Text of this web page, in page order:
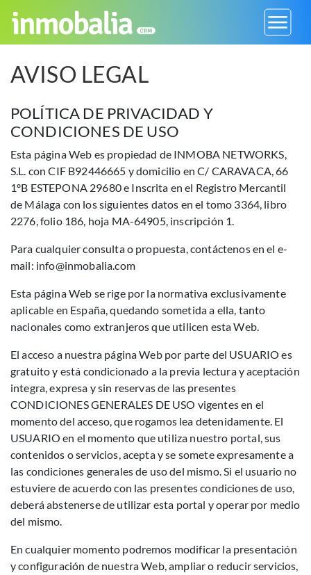
AVISO LEGAL
POLÍTICA DE PRIVACIDAD Y
CONDICIONES DE USO
Esta página Web es propiedad de INMOBA NETWORKS,
S.L. con CIF B92446665 y domicilio en C/ CARAVACA, 66
1ºB ESTEPONA 29680 e Inscrita en el Registro Mercantil
de Málaga con los siguientes datos en el tomo 3364, libro
2276, folio 186, hoja MA-64905, inscripción 1.
Para cualquier consulta o propuesta, contáctenos en el e-
mail: info@inmobalia.com
Esta página Web se rige por la normativa exclusivamente
aplicable en España, quedando sometida a ella, tanto
nacionales como extranjeros que utilicen esta Web.
El acceso a nuestra página Web por parte del USUARIO es
gratuito y está condicionado a la previa lectura y aceptación
integra, expresa y sin reservas de las presentes
CONDICIONES GENERALES DE USO vigentes en el
momento del acceso, que rogamos lea detenidamente. El
USUARIO en el momento que utiliza nuestro portal, sus
contenidos o servicios, acepta y se somete expresamente a
las condiciones generales de uso del mismo. Si el usuario no
estuviere de acuerdo con las presentes condiciones de uso,
deberá abstenerse de utilizar esta portal y operar por medio
del mismo.
En cualquier momento podremos modificar la presentación
y configuración de nuestra Web, ampliar o reducir servicios,